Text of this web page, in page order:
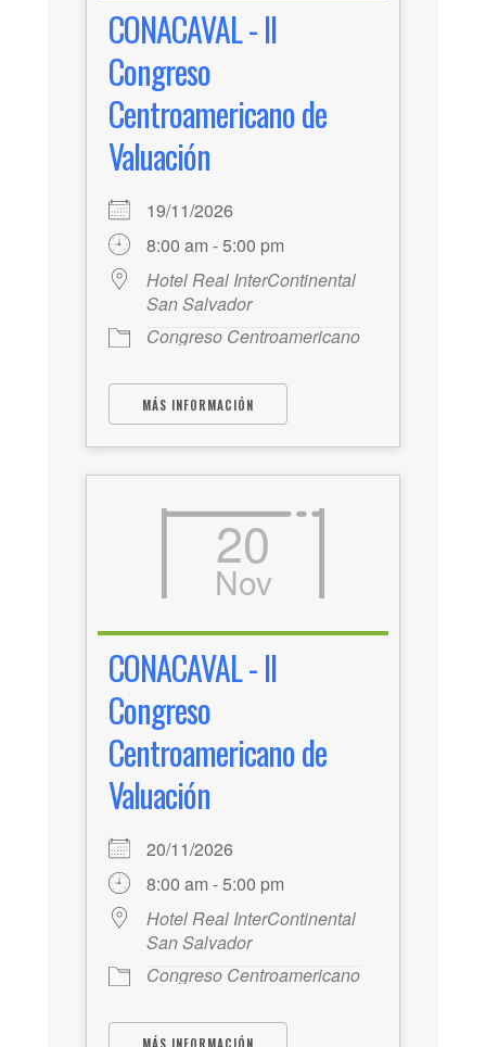
CONACAVAL - II
Congreso
Centroamericano de
Valuación
19/11/2026
8:00 am - 5:00 pm
Hotel Real InterContinental
San Salvador
Congreso Centroamericano
MÁS INFORMACIÓN
20
Nov
CONACAVAL - II
Congreso
Centroamericano de
Valuación
20/11/2026
8:00 am - 5:00 pm
Hotel Real InterContinental
San Salvador
Congreso Centroamericano